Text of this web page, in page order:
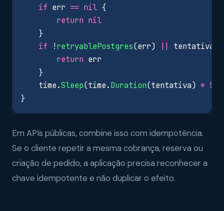
if err == nil {
return nil
}
if
!retryablePostgres(err) tentativa
return err
}
time.Sleep(time.Duration(tentativa) * 50
}
Em APIs públicas, combine isso com idempotência.
Se o cliente repetir a mesma cobrança, reserva ou
criação de pedido, a aplicação precisa reconhecer a
chave idempotente e não duplicar o efeito.